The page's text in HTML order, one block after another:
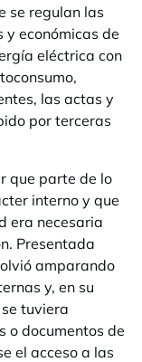
se regulan las
económicas de
eléctrica con
las actas y
por terceras
que parte de lo
interno y que
era necesaria
Presentada
amparando
y, en su
tuviera
o documentos de
el acceso a las